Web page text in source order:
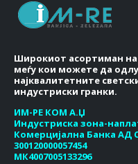
Широкиот асортиман на
меѓу кои можете да
најквалитетните
индустриски гранки.
ИМ-РЕ КОМ А.Џ
Индустриска зона-
Комерцијална Банка АД
300120000057454
МК4007005133296